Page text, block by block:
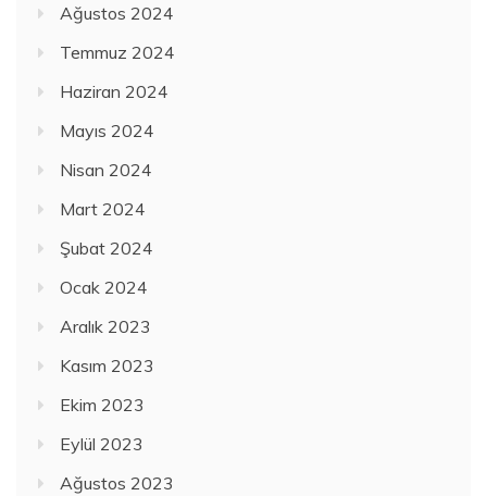
Ağustos 2024
Temmuz 2024
Haziran 2024
Mayıs 2024
Nisan 2024
Mart 2024
Şubat 2024
Ocak 2024
Aralık 2023
Kasım 2023
Ekim 2023
Eylül 2023
Ağustos 2023